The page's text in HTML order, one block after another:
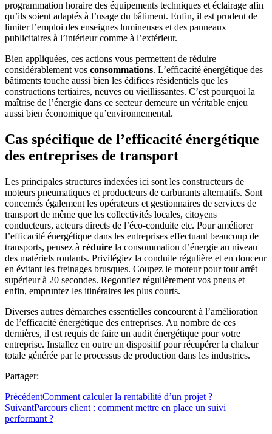
programmation horaire des équipements techniques et éclairage afin
qu’ils soient adaptés à l’usage du bâtiment. Enfin, il est prudent de
limiter l’emploi des enseignes lumineuses et des panneaux
publicitaires à l’intérieur comme à l’extérieur.
Bien appliquées, ces actions vous permettent de réduire
considérablement vos consommations. L’efficacité énergétique des
bâtiments touche aussi bien les édifices résidentiels que les
constructions tertiaires, neuves ou vieillissantes. C’est pourquoi la
maîtrise de l’énergie dans ce secteur demeure un véritable enjeu
aussi bien économique qu’environnemental.
Cas spécifique de l’efficacité énergétique
des entreprises de transport
Les principales structures indexées ici sont les constructeurs de
moteurs pneumatiques et producteurs de carburants alternatifs. Sont
concernés également les opérateurs et gestionnaires de services de
transport de même que les collectivités locales, citoyens
conducteurs, acteurs directs de l’éco-conduite etc. Pour améliorer
l’efficacité énergétique dans les entreprises effectuant beaucoup de
transports, pensez à réduire la consommation d’énergie au niveau
des matériels roulants. Privilégiez la conduite régulière et en douceur
en évitant les freinages brusques. Coupez le moteur pour tout arrêt
supérieur à 20 secondes. Regonflez régulièrement vos pneus et
enfin, empruntez les itinéraires les plus courts.
Diverses autres démarches essentielles concourent à l’amélioration
de l’efficacité énergétique des entreprises. Au nombre de ces
dernières, il est requis de faire un audit énergétique pour votre
entreprise. Installez en outre un dispositif pour récupérer la chaleur
totale générée par le processus de production dans les industries.
Partager:
PrécédentComment calculer la rentabilité d’un projet ?
SuivantParcours client : comment mettre en place un suivi
performant ?